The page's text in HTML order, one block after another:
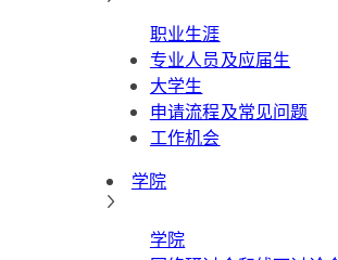
职业生涯
专业人员及应届生
大学生
申请流程及常见问题
工作机会
学院
学院